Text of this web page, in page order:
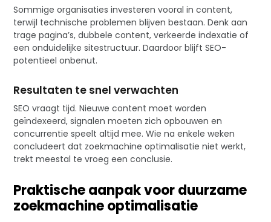
Sommige organisaties investeren vooral in content,
terwijl technische problemen blijven bestaan. Denk aan
trage pagina’s, dubbele content, verkeerde indexatie of
een onduidelijke sitestructuur. Daardoor blijft SEO-
potentieel onbenut.
Resultaten te snel verwachten
SEO vraagt tijd. Nieuwe content moet worden
geïndexeerd, signalen moeten zich opbouwen en
concurrentie speelt altijd mee. Wie na enkele weken
concludeert dat zoekmachine optimalisatie niet werkt,
trekt meestal te vroeg een conclusie.
Praktische aanpak voor duurzame
zoekmachine optimalisatie